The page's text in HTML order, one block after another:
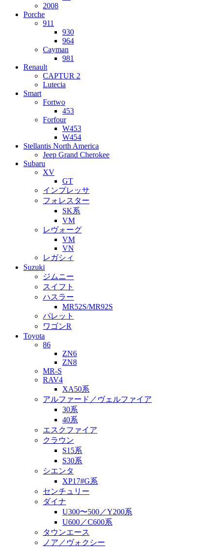
2008
Porche
911
930
964
Cayman
981
Renault
CAPTUR 2
Lutecia
Smart
Fortwo
453
Forfour
W453
W454
Stellantis North America
Jeep Grand Cherokee
Subaru
XV
GT
インプレッサ
フォレスター
SK系
VM
レヴォーグ
VM
VN
レガシィ
Suzuki
ジムニー
スイフト
ハスラー
MR52S/MR92S
パレット
ワゴンR
Toyota
86
ZN6
ZN8
MR-S
RAV4
XA50系
アルファード／ヴェルファイア
30系
40系
エスクファイア
クラウン
S15系
S30系
シエンタ
XP17#G系
センチュリー
ダイナ
U300〜500／Y200系
U600／C600系
タウンエース
ノア／ヴォクシー